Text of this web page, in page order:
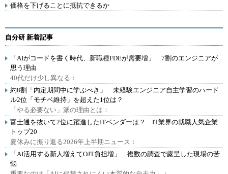
価格を下げることに抵抗できるか
自分研 新着記事
「AIがコードを書く時代、新職種FDEが需要増」 7割のエンジニアが
思う理由
40代だけ少し異なる：
約8割「内定期間中に学ぶべき」 未経験エンジニア自主学習のハード
ル2位「モチベ維持」を超えた1位は？
「やる必要ない」派の理由とは：
富士通を抜いて2位に躍進したITベンダーは？ IT業界の就職人気企業
トップ20
夏休みに振り返る2026年上半期ニュース：
「AI活用する新人増えてOJT負担増」 複数の調査で露呈した現場の苦
悩